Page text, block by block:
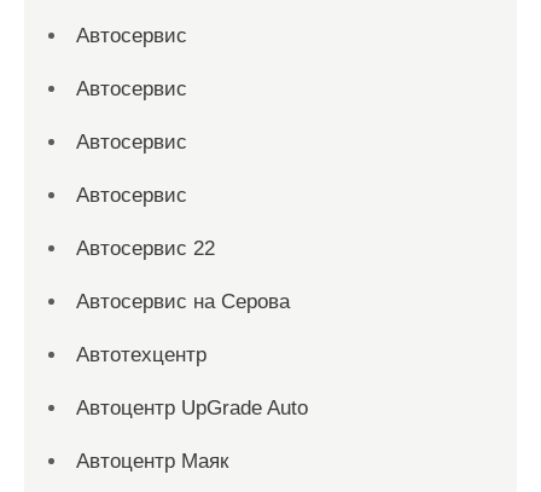
Автосервис
Автосервис
Автосервис
Автосервис
Автосервис 22
Автосервис на Серова
Автотехцентр
Автоцентр UpGrade Auto
Автоцентр Маяк